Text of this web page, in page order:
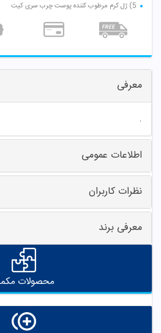
5) ژل کرم مرطوب کننده پوست چرب سری کیت
معرفی
.
اطلاعات عمومی
نظرات کاربران
معرفی برند
محصولات